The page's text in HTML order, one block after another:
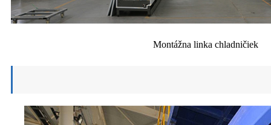
Montážna linka chladničiek